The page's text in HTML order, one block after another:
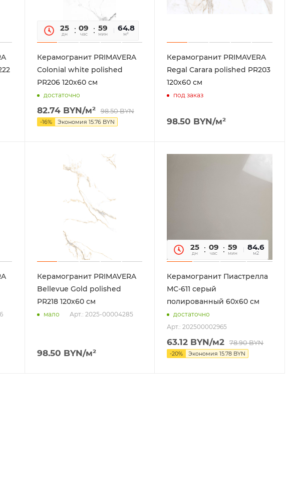
25
дн
09
час
59
мин
14
сек
64.8
м²
Керамогранит PRIMAVERA
Colonial white polished
PR206 120х60 см
достаточно
82.74BYN/м² 98.50BYN
-16% Экономия 15.76BYN
Керамогранит PRIMAVERA
Regal Carara polished PR203
120х60 см
под заказ
98.50 BYN/м²
Керамогранит PRIMAVERA
Bellevue Gold polished
PR218 120х60 см
мало Арт.: 2025-00004285
98.50 BYN/м²
25
дн
09
час
59
мин
14
сек
84.6
м2
Керамогранит Пиастрелла
МС-611 серый
полированный 60х60 см
достаточно
Арт.: 202500002965
63.12 BYN/м2 78.90BYN
-20% Экономия 15.78 BYN